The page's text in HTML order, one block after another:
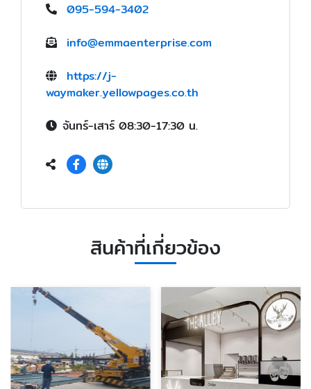
095-594-3402
info@emmaenterprise.com
https://j-
waymaker.yellowpages.co.th
จันทร์-เสาร์ 08:30-17:30 น.
สินค้าที่เกี่ยวข้อง